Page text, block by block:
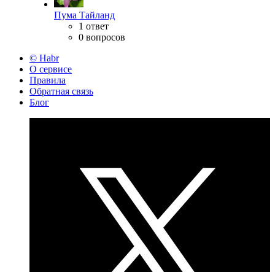
Пума Тайланд
1 ответ
0 вопросов
© Habr
О сервисе
Правила
Обратная связь
Блог